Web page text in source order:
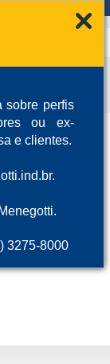
sobre perfis
ou ex-
e clientes.
3275-8000